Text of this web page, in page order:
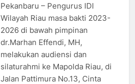
Pekanbaru – Pengurus IDI
Wilayah Riau masa bakti 2023-
2026 di bawah pimpinan
dr.Marhan Effendi, MH,
melakukan audiensi dan
silaturahmi ke Mapolda Riau, di
Jalan Pattimura No.13, Cinta